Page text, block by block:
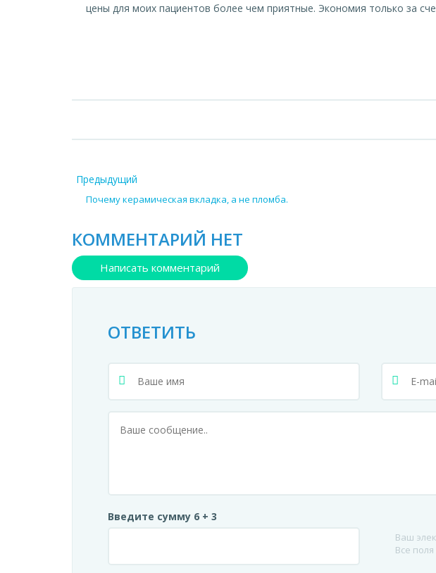
цены для моих пациентов более чем приятные. Экономия только за
Предыдущий
Почему керамическая вкладка, а не пломба.
КОММЕНТАРИЙ НЕТ
Написать комментарий
ОТВЕТИТЬ
Введите сумму 6 + 3
Ваш
Все